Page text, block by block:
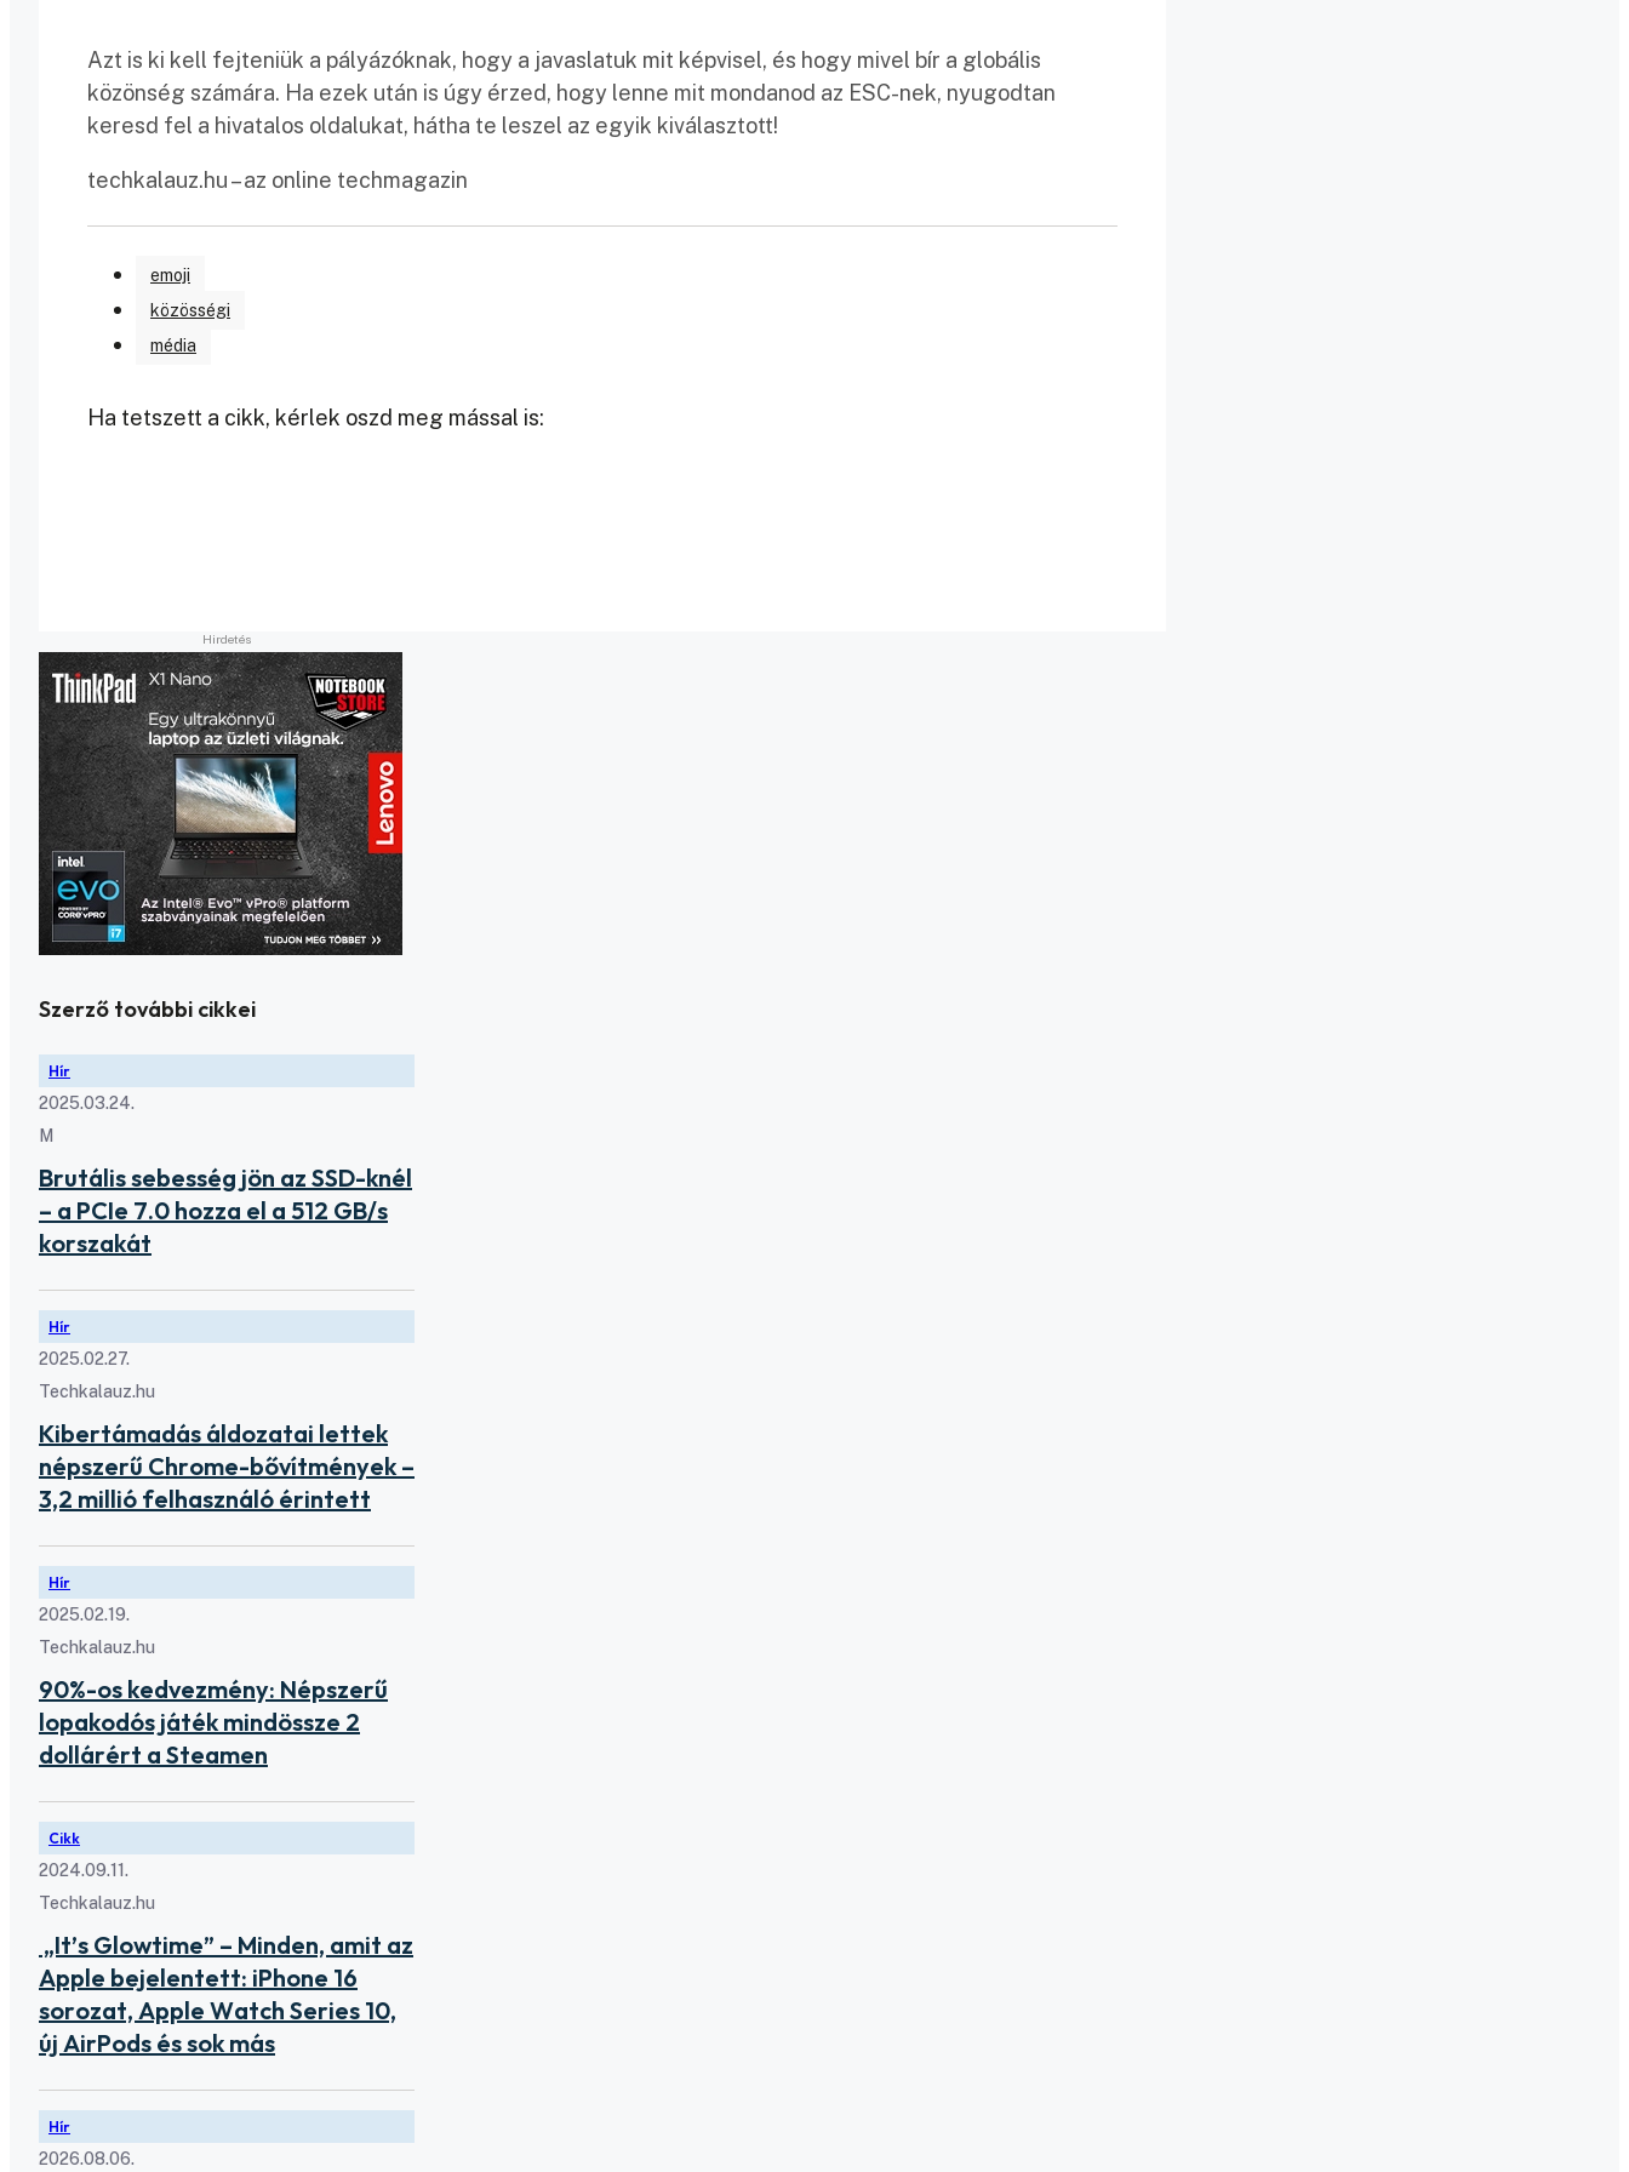
Azt is ki kell fejteniük a pályázóknak, hogy a javaslatuk mit képvisel, és hogy mivel bír a globális
közönség számára. Ha ezek után is úgy érzed, hogy lenne mit mondanod az ESC-nek, nyugodtan
keresd fel a hivatalos oldalukat, hátha te leszel az egyik kiválasztott!
techkalauz.hu – az online techmagazin
emoji
közösségi
média
Ha tetszett a cikk, kérlek oszd meg mással is:
Szerző további cikkei
Hír
2025.03.24.
M
Brutális sebesség jön az SSD-knél
– a PCIe 7.0 hozza el a 512 GB/s
korszakát
Hír
2025.02.27.
Techkalauz.hu
Kibertámadás áldozatai lettek
népszerű Chrome-bővítmények –
3,2 millió felhasználó érintett
Hír
2025.02.19.
Techkalauz.hu
90%-os kedvezmény: Népszerű
lopakodós játék mindössze 2
dollárért a Steamen
Cikk
2024.09.11.
Techkalauz.hu
„It’s Glowtime” – Minden, amit az
Apple bejelentett: iPhone 16
sorozat, Apple Watch Series 10,
új AirPods és sok más
Hír
2026.08.06.